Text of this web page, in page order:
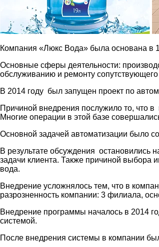
Компания «Люкс Вода» была основана в
Основные сферы деятельности:
обслуживанию и ремонту
В 2014 году был запущен проект по
Причиной внедрения послужило то, что
Многие операции в этой базе
Основной задачей автоматизации было
В результате обсуждения остановились
задачи клиента. Также причиной выбора
вода.
Внедрение усложнялось тем, что в
разрозненность компании: 3 филиала,
Внедрение программы началось в 2014
системой.
После внедрения системы в компании